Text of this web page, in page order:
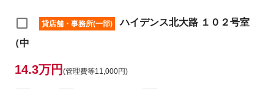
貸店舗・事務所(一部)
ハイデンス北大路 １０２号室
（中
14.3万円 (管理費等11,000円)